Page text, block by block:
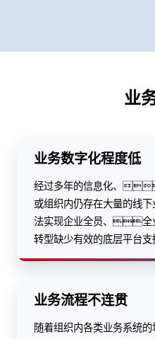
业
业务数字化程度低
经过多年的信息化、
或组织内仍存在大量的
法实现企业全员、全
转型缺少有效的底层平台
业务流程不连贯
随着组织内各类业务系统